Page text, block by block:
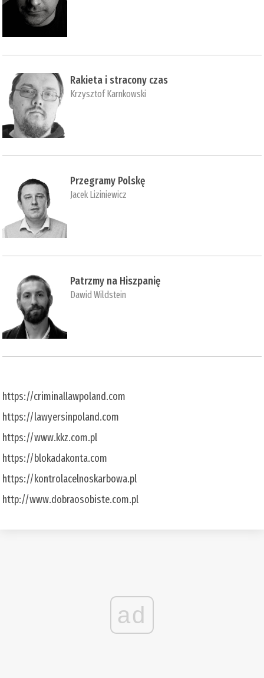
Rakieta i stracony czas
Krzysztof Karnkowski
Przegramy Polskę
Jacek Liziniewicz
Patrzmy na Hiszpanię
Dawid Wildstein
https://criminallawpoland.com
https://lawyersinpoland.com
https://www.kkz.com.pl
https://blokadakonta.com
https://kontrolacelnoskarbowa.pl
http://www.dobraosobiste.com.pl
ad